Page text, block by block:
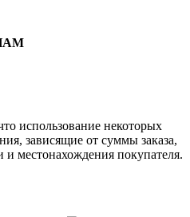
использование некоторых
зависящие от суммы заказа,
и местонахождения покупателя.